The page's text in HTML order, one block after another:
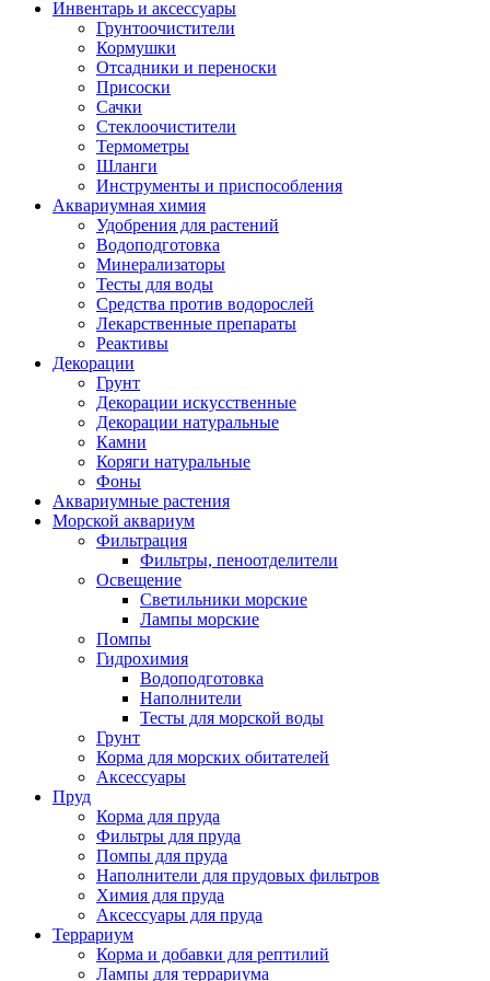
Инвентарь и аксессуары
Грунтоочистители
Кормушки
Отсадники и переноски
Присоски
Сачки
Стеклоочистители
Термометры
Шланги
Инструменты и приспособления
Аквариумная химия
Удобрения для растений
Водоподготовка
Минерализаторы
Тесты для воды
Средства против водорослей
Лекарственные препараты
Реактивы
Декорации
Грунт
Декорации искусственные
Декорации натуральные
Камни
Коряги натуральные
Фоны
Аквариумные растения
Морской аквариум
Фильтрация
Фильтры, пеноотделители
Освещение
Светильники морские
Лампы морские
Помпы
Гидрохимия
Водоподготовка
Наполнители
Тесты для морской воды
Грунт
Корма для морских обитателей
Аксессуары
Пруд
Корма для пруда
Фильтры для пруда
Помпы для пруда
Наполнители для прудовых фильтров
Химия для пруда
Аксессуары для пруда
Террариум
Корма и добавки для рептилий
Лампы для террариума